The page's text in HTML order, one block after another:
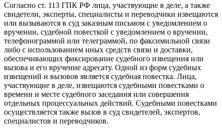
Согласно ст. 113 ГПК РФ лица, участвующие в деле, а также
свидетели, эксперты, специалисты и переводчики извещаются
или вызываются в суд заказным письмом с уведомлением о
вручении, судебной повесткой с уведомлением о вручении,
телефонограммой или телеграммой, по факсимильной связи
либо с использованием иных средств связи и доставки,
обеспечивающих фиксирование судебного извещения или
вызова и его вручение адресату. Одной из форм судебных
извещений и вызовов является судебная повестка. Лица,
участвующие в деле, извещаются судебными повестками о
времени и месте судебного заседания или совершения
отдельных процессуальных действий. Судебными повестками
осуществляется также вызов в суд свидетелей, экспертов,
специалистов и переводчиков.